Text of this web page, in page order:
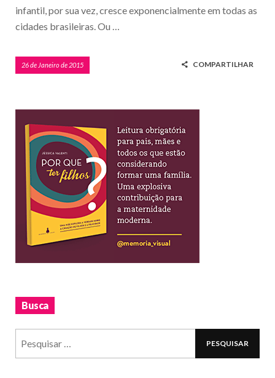
infantil, por sua vez, cresce exponencialmente em todas as
cidades brasileiras. Ou …
26 de Janeiro de 2015 COMPARTILHAR
Busca